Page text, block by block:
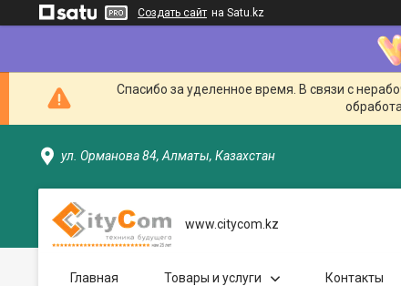
Создать сайт на Satu.kz
Спасибо за уделенное время. В связи с
ул. Орманова 84, Алматы, Казахстан
www.citycom.kz
Главная Товары и услуги Контакты